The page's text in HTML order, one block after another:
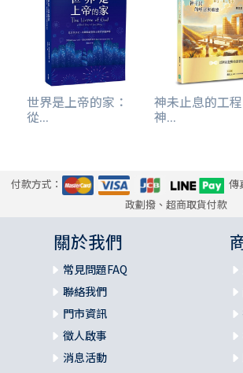
世界是上帝的家：
從...
神未止息的工程
神...
付款方式：
傳
政劃撥、超商取貨付款
關於我們
常見問題FAQ
聯絡我們
門市資訊
徵人啟事
消息活動